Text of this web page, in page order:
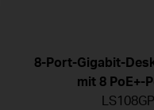
8-Port-Gigabit-
mit 8 PoE+-
LS108GP